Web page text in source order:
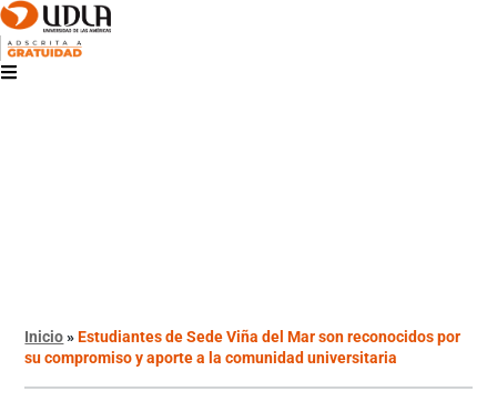
Inicio»Estudiantes de Sede Viña del Mar son reconocidos por
su compromiso y aporte a la comunidad universitaria